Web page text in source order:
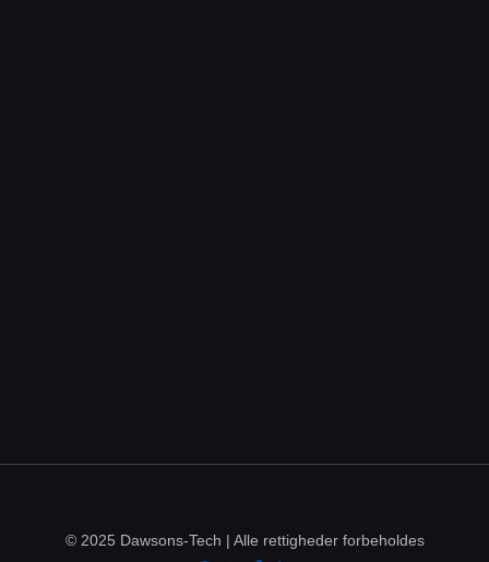
© 2025 Dawsons-Tech | Alle rettigheder forbeholdes